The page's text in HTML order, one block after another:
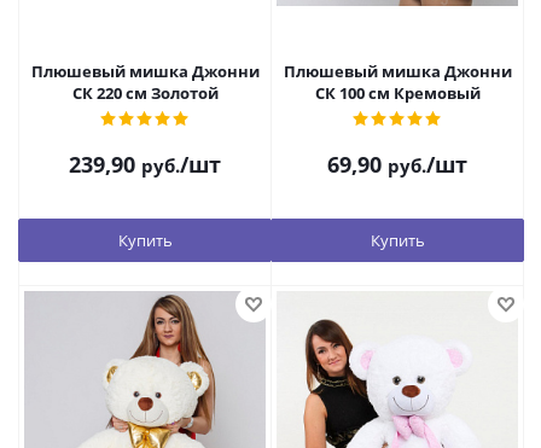
Плюшевый мишка Джонни
СК 220 см Золотой
239,90 руб./шт
Купить
Плюшевый мишка Джонни
СК 100 см Кремовый
69,90 руб./шт
Купить